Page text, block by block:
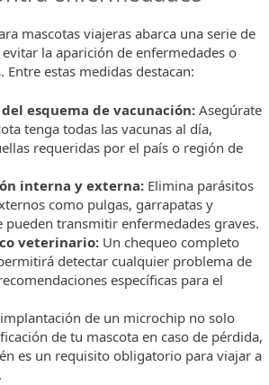
mascotas viajeras abarca una serie de
la aparición de enfermedades o
estas medidas destacan:
esquema de vacunación: Asegúrate
tenga todas las vacunas al día,
requeridas por el país o región de
interna y externa: Elimina parásitos
como pulgas, garrapatas y
pueden transmitir enfermedades graves.
veterinario: Un chequeo completo
detectar cualquier problema de
específicas para el
de un microchip no solo
de tu mascota en caso de pérdida,
es un requisito obligatorio para viajar a